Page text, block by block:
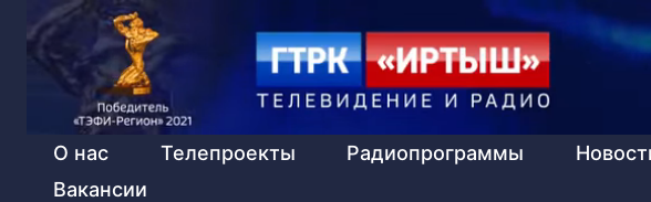
О нас Телепроекты Радиопрограммы
Вакансии